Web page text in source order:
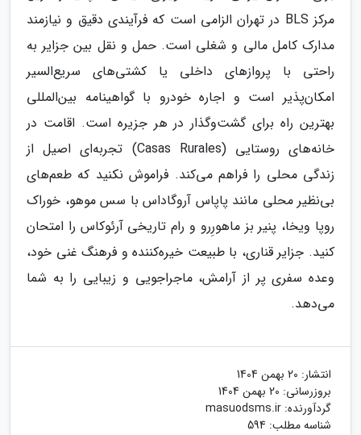
مرکز BLS در تهران الزامی است که فرآیندی دقیق و نیازمند
مدارک کامل مالی و شغلی است. حمل و نقل بین جزایر به
راحتی با پروازهای داخلی یا کشتی‌های سریع‌السیر
امکان‌پذیر است و اجاره خودرو با گواهینامه بین‌المللی
بهترین راه برای گشت‌وگذار در هر جزیره است. اقامت در
خانه‌های روستایی (Casas Rurales) تجربه‌ای اصیل از
زندگی محلی را فراهم می‌کند. فراموش نکنید که طعم‌های
بی‌نظیر محلی مانند پاپاس آروگاداس با سس موهو، خوراک
روپا ویخا، پنیر بز ماهورِرو و رام تاریخی آرئوکاس را امتحان
کنید. جزایر قناری، با طبیعت خیره‌کننده و فرهنگ غنی خود،
وعده سفری پر از آرامش، ماجراجویی و زیبایی را به شما
می‌دهد.
انتشار: 20 بهمن 1404
بروزرسانی: 20 بهمن 1404
گردآورنده: masuodsms.ir
شناسه مطلب: 594